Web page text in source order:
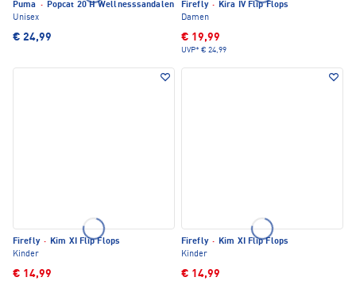
Puma · Popcat 20 H Wellnesssandalen
Unisex
€ 24,99
Firefly · Kira IV Flip Flops
Damen
€ 19,99
UVP* € 24,99
Firefly · Kim XI Flip Flops
Kinder
€ 14,99
Firefly · Kim XI Flip Flops
Kinder
€ 14,99